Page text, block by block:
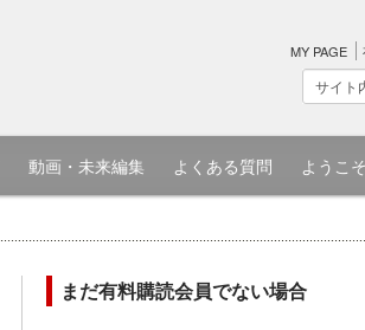
MY PAGE
動画・未来編集 よくある質問 ようこ
まだ有料購読会員でない場合